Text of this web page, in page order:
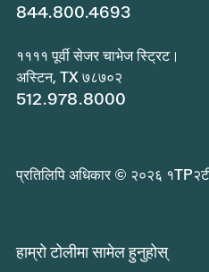
844.800.4693
११११ पूर्वी सेजर चाभेज स्ट्रिट।
अस्टिन, TX ७८७०२
512.978.8000
प्रतिलिपि अधिकार © २०२६
हाम्रो टोलीमा सामेल हुनुहोस्